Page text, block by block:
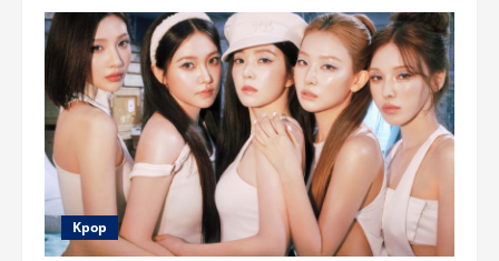
$ign
ร่วม
ปรากฏ
ตัว
!
คิว
เด็ก
ข้าง
บ้าน!!
BOYNEXTDOOR
เคาะ
ประตู
เรียก
ONEDOOR
ไทย
เปิด
บ้าน
รับ
ความ
สดใส
กับ
Kpop